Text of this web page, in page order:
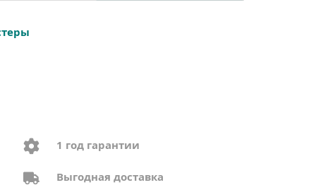
1 год гарантии
Выгодная доставка